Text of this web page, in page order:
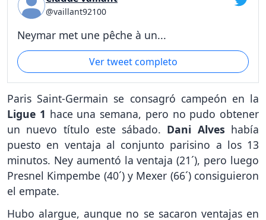
@vaillant92100
Neymar met une pêche à un...
Ver tweet completo
Paris Saint-Germain se consagró campeón en la
Ligue 1 hace una semana, pero no pudo obtener
un nuevo título este sábado. Dani Alves había
puesto en ventaja al conjunto parisino a los 13
minutos. Ney aumentó la ventaja (21´), pero luego
Presnel Kimpembe (40´) y Mexer (66´) consiguieron
el empate.
Hubo alargue, aunque no se sacaron ventajas en